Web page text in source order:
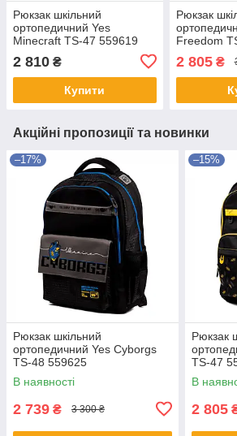
Рюкзак шкільний
ортопедичний Yes
Minecraft TS-47 559619
2 810 ₴
Купити
Рюкзак
Freedom
2 805₴
Акційні пропозиції та новинки
–17%
Рюкзак шкільний
ортопедичний Yes Cyborgs
TS-48 559625
В наявності
2 739 ₴ 3 300 ₴
–15%
Рюкзак
TS-47
В
2 805